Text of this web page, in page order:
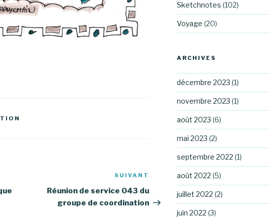
Article
suivant
SUIVANT
Réunion de service 043 du
groupe de coordination
Sketchnotes (102)
Voyage (20)
ARCHIVES
décembre 2023 (1)
novembre 2023 (1)
août 2023 (6)
mai 2023 (2)
septembre 2022 (1)
août 2022 (5)
juillet 2022 (2)
juin 2022 (3)